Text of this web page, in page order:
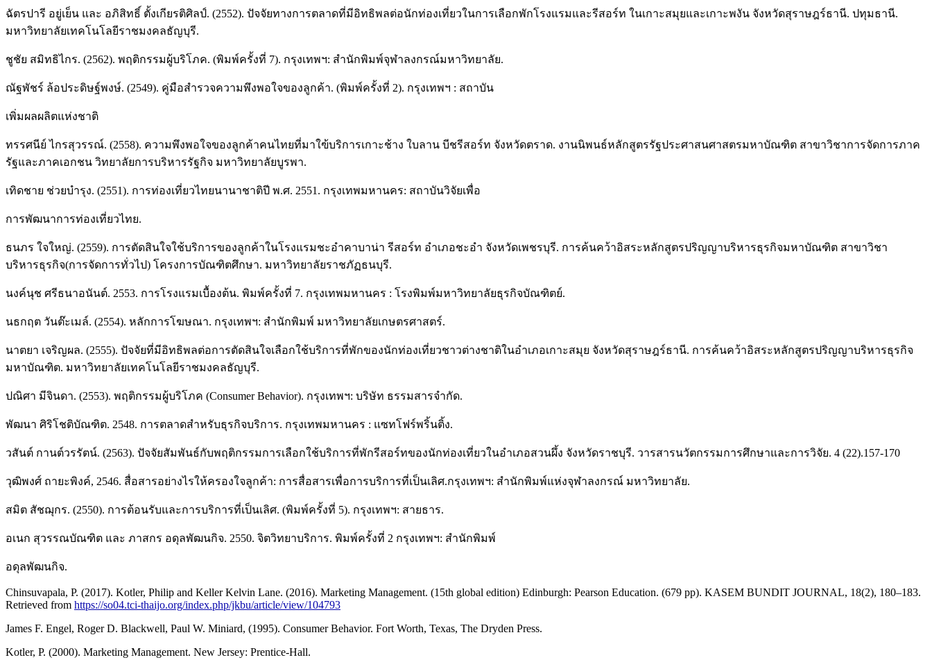
ฉัตรปารี อยู่เย็น และ อภิสิทธิ์ ตั้งเกียรติศิลป์. (2552). ปัจจัยทางการตลาดที่มีอิทธิพลต่อนักท่องเที่ยวในการเลือกพักโรงแรมและรีสอร์ท ในเกาะสมุยและเกาะพงัน จังหวัดสุราษฎร์ธานี. ปทุมธานี.
มหาวิทยาลัยเทคโนโลยีราชมงคลธัญบุรี.
ชูชัย สมิทธิไกร. (2562). พฤติกรรมผู้บริโภค. (พิมพ์ครั้งที่ 7). กรุงเทพฯ: สำนักพิมพ์จุฬาลงกรณ์มหาวิทยาลัย.
ณัฐพัชร์ ล้อประดิษฐ์พงษ์. (2549). คู่มือสำรวจความพึงพอใจของลูกค้า. (พิมพ์ครั้งที่ 2). กรุงเทพฯ : สถาบัน
เพิ่มผลผลิตแห่งชาติ
ทรรศนีย์ ไกรสุวรรณ์. (2558). ความพึงพอใจของลูกค้าคนไทยที่มาใฃ้บริการเกาะช้าง ใบลาน บีชรีสอร์ท จังหวัดตราด. งานนิพนธ์หลักสูตรรัฐประศาสนศาสตรมหาบัณฑิต สาขาวิชาการจัดการภาค
รัฐและภาคเอกชน วิทยาลัยการบริหารรัฐกิจ มหาวิทยาลัยบูรพา.
เทิดชาย ช่วยบำรุง. (2551). การท่องเที่ยวไทยนานาชาติปี พ.ศ. 2551. กรุงเทพมหานคร: สถาบันวิจัยเพื่อ
การพัฒนาการท่องเที่ยวไทย.
ธนภร ใจใหญ่. (2559). การตัดสินใจใช้บริการของลูกค้าในโรงแรมชะอำคาบาน่า รีสอร์ท อำเภอชะอำ จังหวัดเพชรบุรี. การค้นคว้าอิสระหลักสูตรปริญญาบริหารธุรกิจมหาบัณฑิต สาขาวิชา
บริหารธุรกิจ(การจัดการทั่วไป) โครงการบัณฑิตศึกษา. มหาวิทยาลัยราชภัฏธนบุรี.
นงค์นุช ศรีธนาอนันต์. 2553. การโรงแรมเบื้องต้น. พิมพ์ครั้งที่ 7. กรุงเทพมหานคร : โรงพิมพ์มหาวิทยาลัยธุรกิจบัณฑิตย์.
นธกฤต วันต๊ะเมล์. (2554). หลักการโฆษณา. กรุงเทพฯ: สำนักพิมพ์ มหาวิทยาลัยเกษตรศาสตร์.
นาตยา เจริญผล. (2555). ปัจจัยที่มีอิทธิพลต่อการตัดสินใจเลือกใช้บริการที่พักของนักท่องเที่ยวชาวต่างชาติในอำเภอเกาะสมุย จังหวัดสุราษฎร์ธานี. การค้นคว้าอิสระหลักสูตรปริญญาบริหารธุรกิจ
มหาบัณฑิต. มหาวิทยาลัยเทคโนโลยีราชมงคลธัญบุรี.
ปณิศา มีจินดา. (2553). พฤติกรรมผู้บริโภค (Consumer Behavior). กรุงเทพฯ: บริษัท ธรรมสารจำกัด.
พัฒนา ศิริโชติบัณฑิต. 2548. การตลาดสำหรับธุรกิจบริการ. กรุงเทพมหานคร : แซทโฟร์พริ้นติ้ง.
วสันต์ กานต์วรรัตน์. (2563). ปัจจัยสัมพันธ์กับพฤติกรรมการเลือกใช้บริการที่พักรีสอร์ทของนักท่องเที่ยวในอำเภอสวนผึ้ง จังหวัดราชบุรี. วารสารนวัตกรรมการศึกษาและการวิจัย. 4 (22).157-170
วุฒิพงศ์ ถายะพิงค์, 2546. สื่อสารอย่างไรให้ครองใจลูกค้า: การสื่อสารเพื่อการบริการที่เป็นเลิศ.กรุงเทพฯ: สำนักพิมพ์แห่งจุฬาลงกรณ์ มหาวิทยาลัย.
สมิต สัชฌุกร. (2550). การต้อนรับและการบริการที่เป็นเลิศ. (พิมพ์ครั้งที่ 5). กรุงเทพฯ: สายธาร.
อเนก สุวรรณบัณฑิต และ ภาสกร อดุลพัฒนกิจ. 2550. จิตวิทยาบริการ. พิมพ์ครั้งที่ 2 กรุงเทพฯ: สำนักพิมพ์
อดุลพัฒนกิจ.
Chinsuvapala, P. (2017). Kotler, Philip and Keller Kelvin Lane. (2016). Marketing Management. (15th global edition) Edinburgh: Pearson Education. (679 pp). KASEM BUNDIT JOURNAL, 18(2), 180–183.
Retrieved from https://so04.tci-thaijo.org/index.php/jkbu/article/view/104793
James F. Engel, Roger D. Blackwell, Paul W. Miniard, (1995). Consumer Behavior. Fort Worth, Texas, The Dryden Press.
Kotler, P. (2000). Marketing Management. New Jersey: Prentice-Hall.